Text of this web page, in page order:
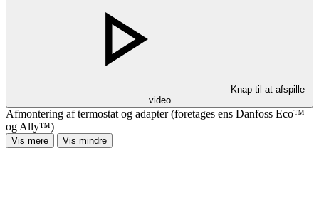
Knap til at afspille
video
Afmontering af termostat og adapter (foretages ens Danfoss Eco™
og Ally™)
Vis mere Vis mindre